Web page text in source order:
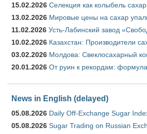
15.02.2026 Селекция как колыбель
13.02.2026 Мировые цены на сахар
11.02.2026 Усть-Лабинский завод
10.02.2026 Казахстан: Производители
03.02.2026 Молдова: Свеклосахарный
20.01.2026 От руин к рекордам:
News in English (delayed)
05.08.2026 Daily Off-Exchange Sugar
05.08.2026 Sugar Trading on Russian